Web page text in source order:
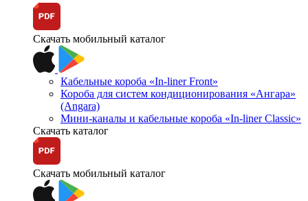
Скачать мобильный каталог
Кабельные короба «In-liner Front»
Короба для систем кондиционирования «Ангара»
(Angara)
Мини-каналы и кабельные короба «In-liner Classic»
Скачать каталог
Скачать мобильный каталог